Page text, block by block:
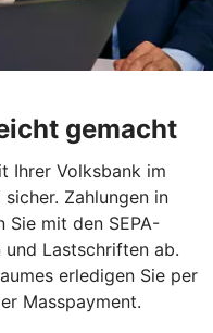
gemacht
Ihrer Volksbank im
Zahlungen in
Sie mit den SEPA-
Lastschriften ab.
erledigen Sie per
Masspayment.